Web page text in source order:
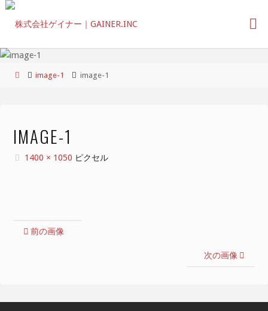
コ
ン
ホ
image-1 image-1
IMAGE-1
フ
1400 × 1050 ピクセル
前の画像
次の画像